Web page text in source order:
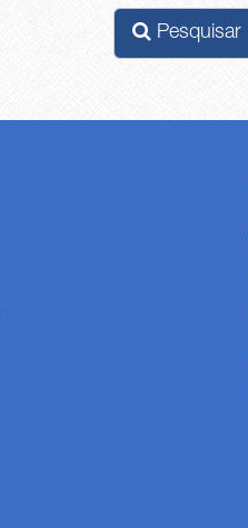
Pesquisar